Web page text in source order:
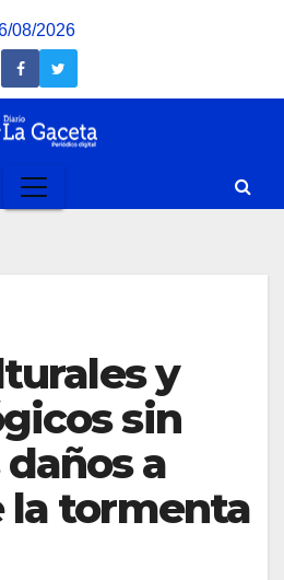
08/2026
y
sin
a
la tormenta